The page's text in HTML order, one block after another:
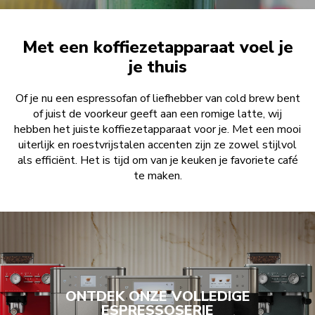
Met een koffiezetapparaat voel je
je thuis
Of je nu een espressofan of liefhebber van cold brew bent
of juist de voorkeur geeft aan een romige latte, wij
hebben het juiste koffiezetapparaat voor je. Met een mooi
uiterlijk en roestvrijstalen accenten zijn ze zowel stijlvol
als efficiënt. Het is tijd om van je keuken je favoriete café
te maken.
ONTDEK ONZE VOLLEDIGE
ESPRESSOSERIE
BEKIJK KOFFIEZETAPPARATEN